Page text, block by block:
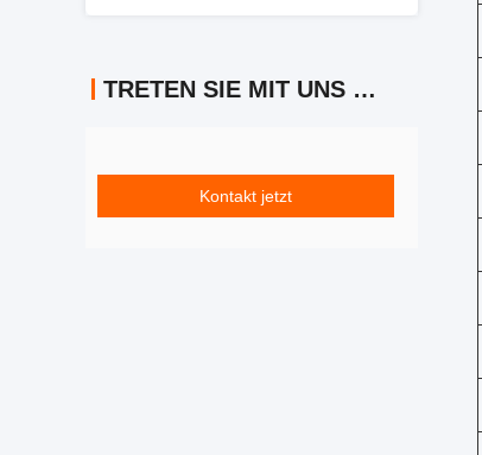
TRETEN SIE MIT UNS IN VERBINDUNG
Kontakt jetzt